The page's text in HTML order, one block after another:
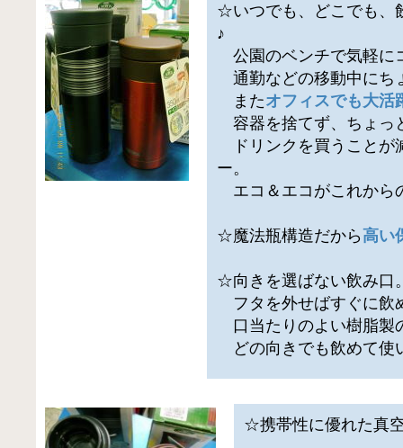
☆いつでも、どこでも、
♪
公園のベンチで気軽に
通勤などの移動中にち
またオフィスでも大活
容器を捨てず、ちょっ
ドリンクを買うことが
ー。
エコ＆エコがこれから
☆魔法瓶構造だから高い
☆向きを選ばない飲み口
フタを外せばすぐに飲
口当たりのよい樹脂製
どの向きでも飲めて使
☆携帯性に優れた真